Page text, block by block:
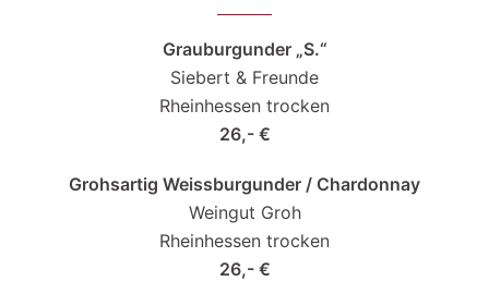
Grauburgunder „S.“
Siebert & Freunde
Rheinhessen trocken
26,- €
Grohsartig Weissburgunder / Chardonnay
Weingut Groh
Rheinhessen trocken
26,- €